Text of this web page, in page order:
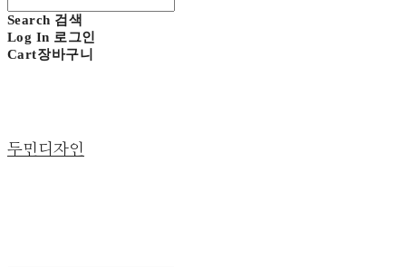
Search 검색
Log In 로그인
Cart장바구니
두민디자인